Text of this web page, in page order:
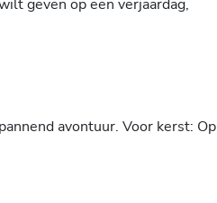
geven op een verjaardag,
avontuur. Voor kerst: Op